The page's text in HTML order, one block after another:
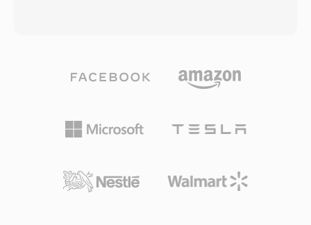
profesjonalnym sprzetem samplerowym Akai,
E-mu, Ensoniq i Roland — urzadzeniami, ktore
edycji. Format obslugiwal tez typowe
oraz krotkie opisy tekstowe dolaczane do
danych audio. Choc Turtle Beach przeszedl na
PCM, IMA ADPCM i wiele innych — w jednym,
blokowa przechowuje audio wraz z bogatymi
metadanymi, w tym ukladami kanalow,
MIDI. Kluczowa zaleta jest obsluga bardzo